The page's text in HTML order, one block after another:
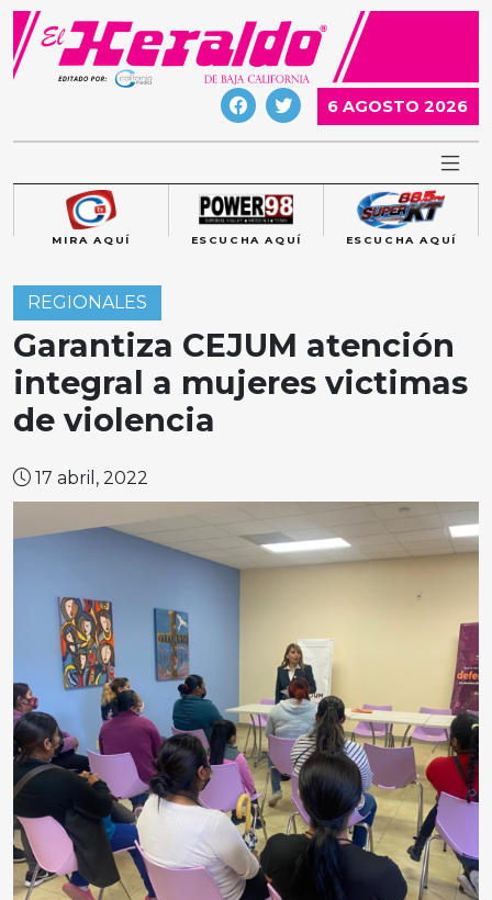
Skip
content
6 AGOSTO 2026
MIRA AQUÍ ESCUCHA AQUÍ ESCUCHA AQUÍ
REGIONALES
Garantiza CEJUM atención
integral a mujeres victimas
de violencia
17 abril, 2022